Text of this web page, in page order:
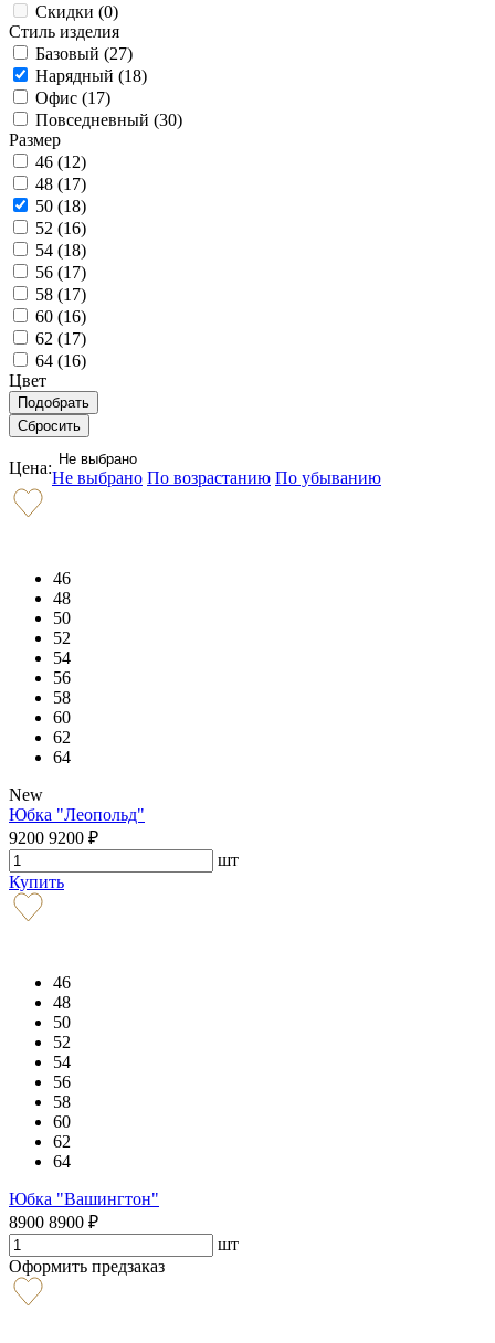
Скидки (0)
Стиль изделия
Базовый (27)
Нарядный (18)
Офис (17)
Повседневный (30)
Размер
46 (12)
48 (17)
50 (18)
52 (16)
54 (18)
56 (17)
58 (17)
60 (16)
62 (17)
64 (16)
Цвет
Цена: Не выбрано
Не выбрано По возрастанию По убыванию
46
48
50
52
54
56
58
60
62
64
New
Юбка "Леопольд"
9200 9200 ₽
шт
Купить
46
48
50
52
54
56
58
60
62
64
Юбка "Вашингтон"
8900 8900 ₽
шт
Оформить предзаказ